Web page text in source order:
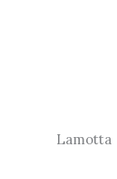
Lamotta